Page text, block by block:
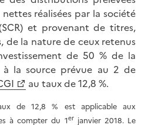
réalisées par la société
et provenant de titres,
de la nature de ceux retenus
de 50 % de la
à la source prévue au 2 de
au taux de 12,8 %.
de 12,8 % est applicable aux
à compter du 1erjanvier 2018. Le